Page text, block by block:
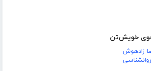
خویش‌تن
زادهوش